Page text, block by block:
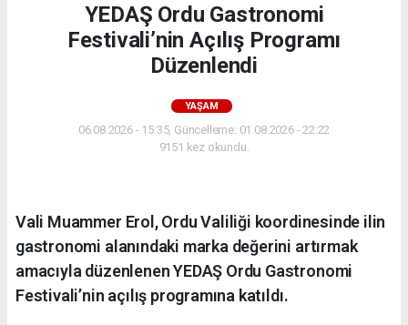
YEDAŞ Ordu Gastronomi
Festivali’nin Açılış Programı
Düzenlendi
YAŞAM
06.08.2026 - 15:35, Güncelleme: 01.08.2026 - 22:22
9151 kez okundu.
Vali Muammer Erol, Ordu Valiliği koordinesinde ilin
gastronomi alanındaki marka değerini artırmak
amacıyla düzenlenen YEDAŞ Ordu Gastronomi
Festivali’nin açılış programına katıldı.